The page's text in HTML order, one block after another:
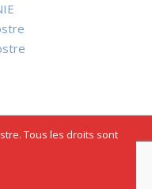
Tous les droits sont